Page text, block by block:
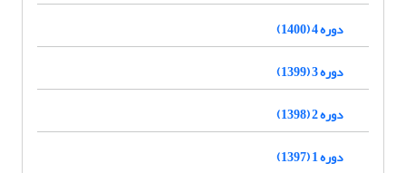
دوره 4 (1400)
دوره 3 (1399)
دوره 2 (1398)
دوره 1 (1397)